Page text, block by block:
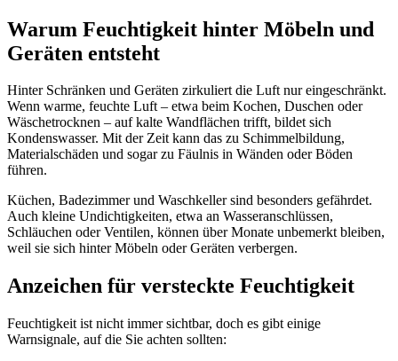
Warum Feuchtigkeit hinter Möbeln und
Geräten entsteht
Hinter Schränken und Geräten zirkuliert die Luft nur eingeschränkt.
Wenn warme, feuchte Luft – etwa beim Kochen, Duschen oder
Wäschetrocknen – auf kalte Wandflächen trifft, bildet sich
Kondenswasser. Mit der Zeit kann das zu Schimmelbildung,
Materialschäden und sogar zu Fäulnis in Wänden oder Böden
führen.
Küchen, Badezimmer und Waschkeller sind besonders gefährdet.
Auch kleine Undichtigkeiten, etwa an Wasseranschlüssen,
Schläuchen oder Ventilen, können über Monate unbemerkt bleiben,
weil sie sich hinter Möbeln oder Geräten verbergen.
Anzeichen für versteckte Feuchtigkeit
Feuchtigkeit ist nicht immer sichtbar, doch es gibt einige
Warnsignale, auf die Sie achten sollten: